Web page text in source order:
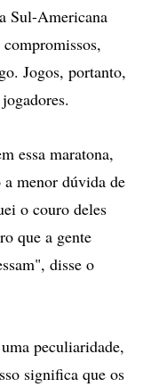
Sul-Americana
Jogos, portanto,
essa maratona,
menor dúvida de
o couro deles
que a gente
disse o
peculiaridade,
significa que os